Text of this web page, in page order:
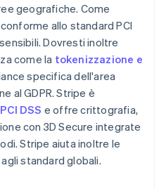
geografiche. Come
allo standard PCI
Dovresti inoltre
come la tokenizzazione e
specifica dell'area
al GDPR. Stripe è
DSS e offre crittografia,
con 3D Secure integrate
Stripe aiuta inoltre le
standard globali.